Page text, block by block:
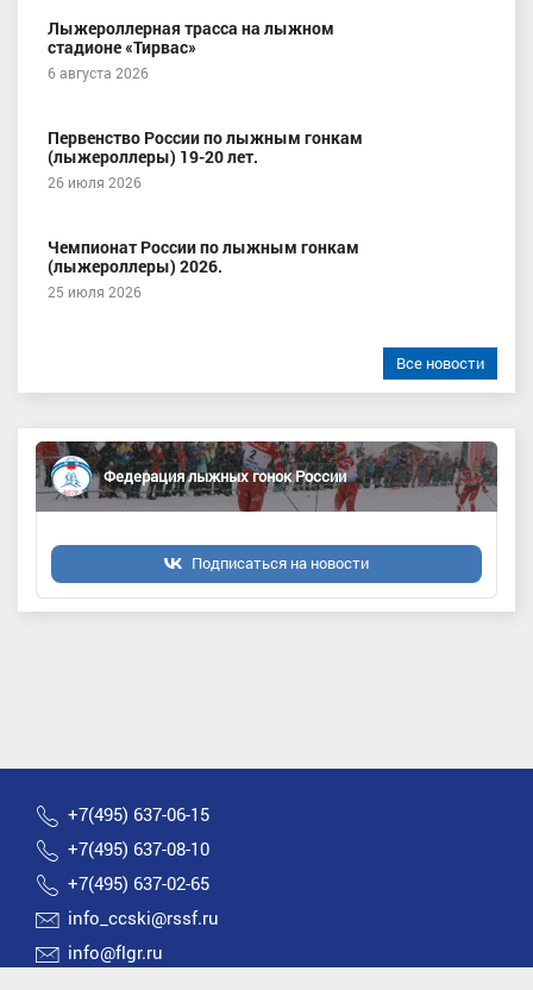
Лыжероллерная трасса на лыжном
стадионе «Тирвас»
6 августа 2026
Первенство России по лыжным гонкам
(лыжероллеры) 19-20 лет.
26 июля 2026
Чемпионат России по лыжным гонкам
(лыжероллеры) 2026.
25 июля 2026
Все новости
Федерация лыжных гонок России
Подписаться на новости
+7(495) 637-06-15
+7(495) 637-08-10
+7(495) 637-02-65
info_ccski@rssf.ru
info@flgr.ru